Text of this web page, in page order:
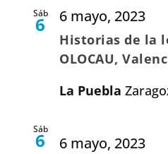
Sáb
6 6 mayo, 2023
Historias de la
OLOCAU,
La Puebla
Sáb
6 6 mayo, 2023